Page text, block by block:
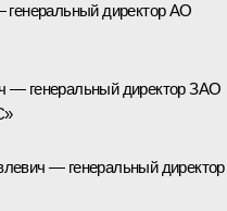
директор АО
генеральный директор ЗАО
— генеральный директор